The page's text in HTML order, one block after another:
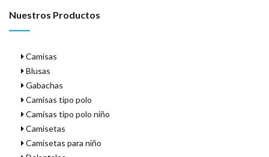
Nuestros Productos
Camisas
Blusas
Gabachas
Camisas tipo polo
Camisas tipo polo niño
Camisetas
Camisetas para niño